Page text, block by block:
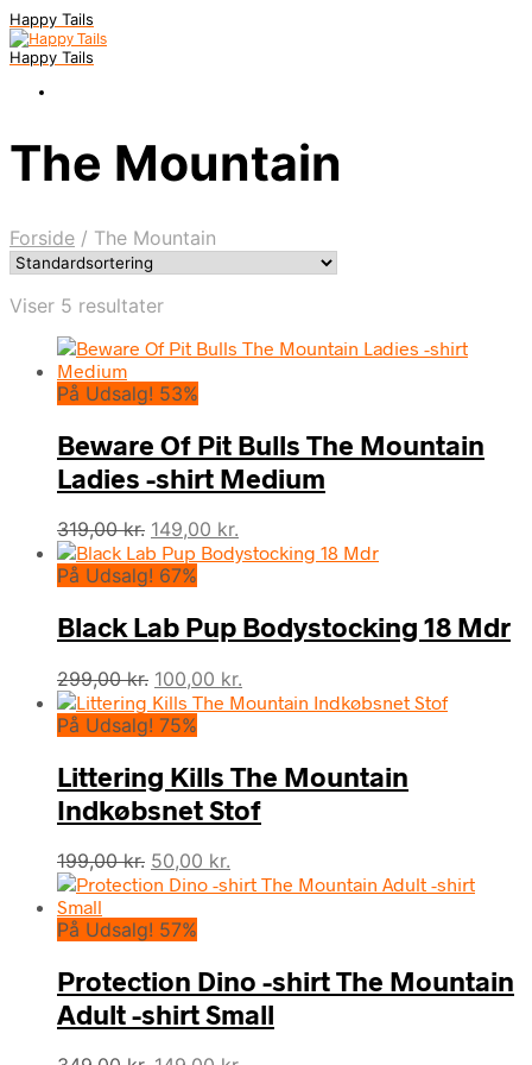
Happy Tails
Happy Tails
The Mountain
Forside / The Mountain
Viser 5 resultater
På Udsalg! 53%
Beware Of Pit Bulls The Mountain
Ladies -shirt Medium
319,00kr. Den
oprindelige
pris
319,00 kr..
149,00 kr.
aktuelle
149,00 kr..
På Udsalg! 67%
Black Lab Pup Bodystocking 18 Mdr
299,00kr. Den
oprindelige
pris
299,00 kr..
100,00 kr.
aktuelle
100,00 kr..
På Udsalg! 75%
Littering Kills The Mountain
Indkøbsnet Stof
199,00kr. Den
oprindelige
var:
50,00 kr.
aktuelle
På Udsalg! 57%
Protection Dino -shirt The Mountain
Adult -shirt Small